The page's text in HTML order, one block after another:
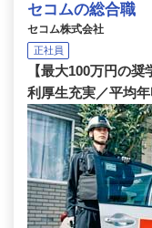
セコムの総合職
セコム株式会社
正社員
【最大100万円の
利厚生充実／平均